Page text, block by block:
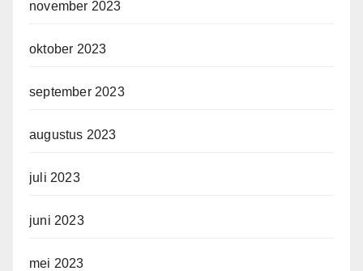
november 2023
oktober 2023
september 2023
augustus 2023
juli 2023
juni 2023
mei 2023